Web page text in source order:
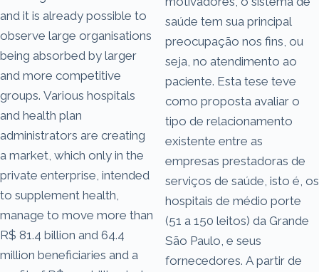
and it is already possible to
observe large organisations
being absorbed by larger
and more competitive
groups. Various hospitals
and health plan
administrators are creating
a market, which only in the
private enterprise, intended
to supplement health,
manage to move more than
R$ 81.4 billion and 64.4
million beneficiaries and a
saúde tem sua principal
preocupação nos fins, ou
seja, no atendimento ao
paciente. Esta tese teve
como proposta avaliar o
tipo de relacionamento
existente entre as
empresas prestadoras de
serviços de saúde, isto é, os
hospitais de médio porte
(51 a 150 leitos) da Grande
São Paulo, e seus
fornecedores. A partir de